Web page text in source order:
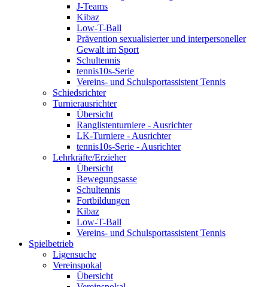
J-Teams
Kibaz
Low-T-Ball
Prävention sexualisierter und interpersoneller
Gewalt im Sport
Schultennis
tennis10s-Serie
Vereins- und Schulsportassistent Tennis
Schiedsrichter
Turnierausrichter
Übersicht
Ranglistenturniere - Ausrichter
LK-Turniere - Ausrichter
tennis10s-Serie - Ausrichter
Lehrkräfte/Erzieher
Übersicht
Bewegungsasse
Schultennis
Fortbildungen
Kibaz
Low-T-Ball
Vereins- und Schulsportassistent Tennis
Spielbetrieb
Ligensuche
Vereinspokal
Übersicht